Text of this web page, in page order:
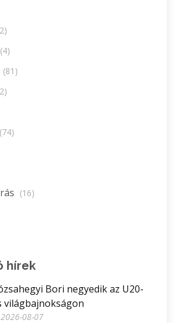
(4)
(81)
(74)
(16)
hírek
Bori negyedik az U20-
világbajnokságon
2026-08-07